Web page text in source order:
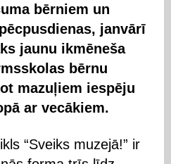
bērniem un
janvārī
jaunu ikmēneša
bērnu
mazuļiem iespēju
ar vecākiem.
“Sveiks muzejā!” ir